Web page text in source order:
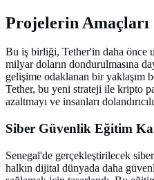
Projelerin Amaçları
Bu iş birliği, Tether'in daha önce
milyar doların dondurulmasına
gelişime odaklanan bir yaklaşım
Tether, bu yeni strateji ile kripto
azaltmayı ve insanları
Siber Güvenlik Eğitim
Senegal'de gerçekleştirilecek
halkın dijital dünyada daha